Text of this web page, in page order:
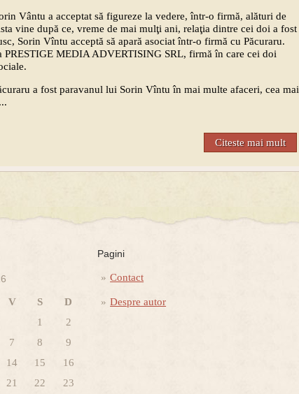
Vântu a acceptat să figureze la vedere, într-o firmă, alături de
vine după ce, vreme de mai mulţi ani, relaţia dintre cei doi a fost
Sorin Vîntu acceptă să apară asociat într-o firmă cu Păcuraru.
PRESTIGE MEDIA ADVERTISING SRL, firmă în care cei doi
a fost paravanul lui Sorin Vîntu în mai multe afaceri, cea mai
Citeste mai mult
V S
D
1
2
7 8
9
14 15
16
21 22 23
Pagini
Contact
Despre autor